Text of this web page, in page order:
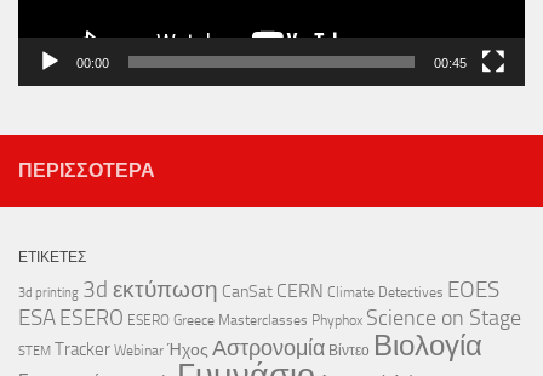
00:00 00:45
ΠΕΡΙΣΣΌΤΕΡΑ
ΕΤΙΚΈΤΕΣ
3d printing 3d εκτύπωση CanSat CERN Climate Detectives EOES
ESAESERO ESERO Greece Masterclasses Phyphox Science on Stage
STEM Tracker Webinar Ήχος Αστρονομία Βίντεο Βιολογία